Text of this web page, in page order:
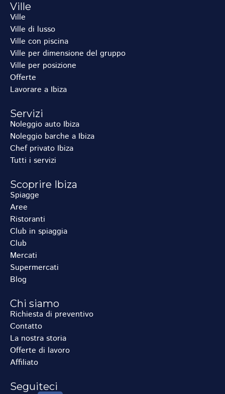
Ville
Ville
Ville di lusso
Ville con piscina
Ville per dimensione del gruppo
Ville per posizione
Offerte
Lavorare a Ibiza
Servizi
Noleggio auto Ibiza
Noleggio barche a Ibiza
Chef privato Ibiza
Tutti i servizi
Scoprire Ibiza
Spiagge
Aree
Ristoranti
Club in spiaggia
Club
Mercati
Supermercati
Blog
Chi siamo
Richiesta di preventivo
Contatto
La nostra storia
Offerte di lavoro
Affiliato
Seguiteci